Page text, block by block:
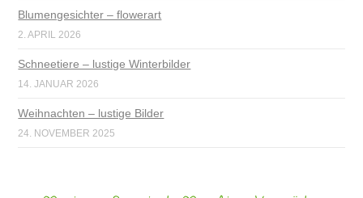
Blumengesichter – flowerart
2. APRIL 2026
Schneetiere – lustige Winterbilder
14. JANUAR 2026
Weihnachten – lustige Bilder
24. NOVEMBER 2025